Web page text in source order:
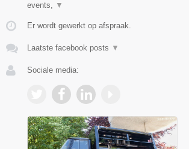
events, ▼
Er wordt gewerkt op afspraak.
Laatste facebook posts ▼
Sociale media: